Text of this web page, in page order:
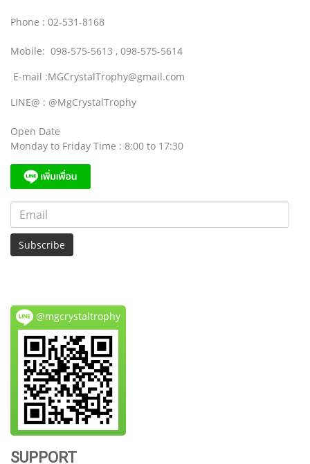
Phone : 02-531-8168
Mobile: 098-575-5613 , 098-575-5614
E-mail :MGCrystalTrophy@gmail.com
LINE@ : @MgCrystalTrophy
Open Date
Monday to Friday Time : 8:00 to 17:30
Subscribe
@mgcrystaltrophy
SUPPORT